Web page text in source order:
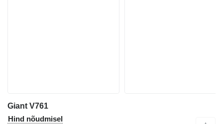
Giant V761
Hind nõudmisel